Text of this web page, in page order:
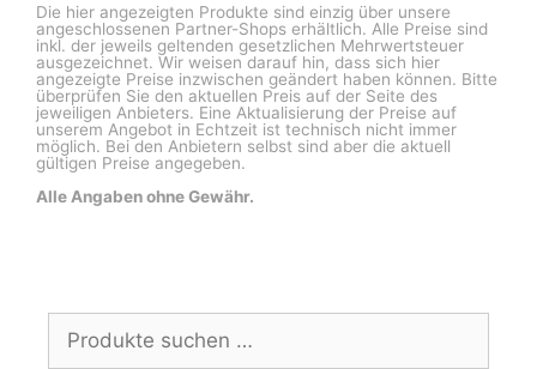
Die hier angezeigten Produkte sind einzig über unsere
angeschlossenen Partner-Shops erhältlich. Alle Preise sind
inkl. der jeweils geltenden gesetzlichen Mehrwertsteuer
ausgezeichnet. Wir weisen darauf hin, dass sich hier
angezeigte Preise inzwischen geändert haben können. Bitte
überprüfen Sie den aktuellen Preis auf der Seite des
jeweiligen Anbieters. Eine Aktualisierung der Preise auf
unserem Angebot in Echtzeit ist technisch nicht immer
möglich. Bei den Anbietern selbst sind aber die aktuell
gültigen Preise angegeben.
Alle Angaben ohne Gewähr.
nach: